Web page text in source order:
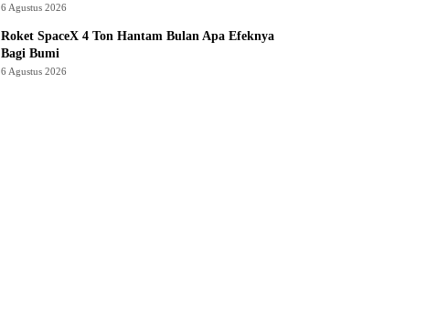
6 Agustus 2026
Roket SpaceX 4 Ton Hantam Bulan Apa Efeknya
Bagi Bumi
6 Agustus 2026